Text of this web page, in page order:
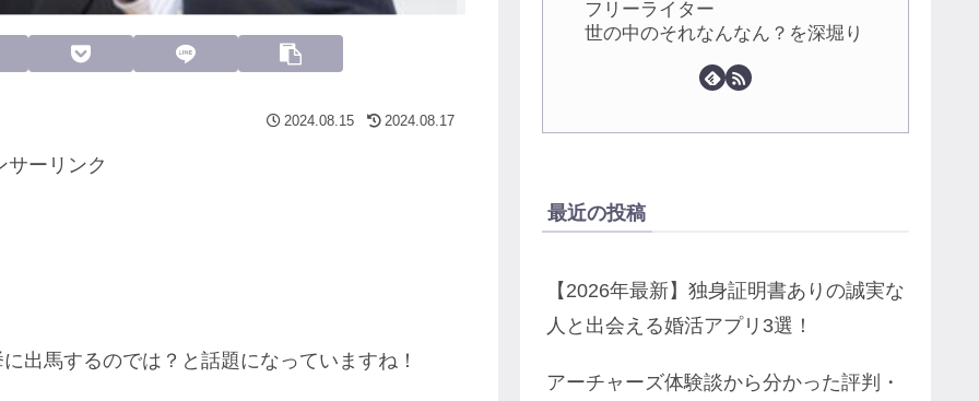
2024.08.15 2024.08.17
サーリンク
出馬するのでは？と話題になっていますね！
フリーライター
世の中のそれなんなん？を深堀り
最近の投稿
【2026年最新】独身証明書ありの誠実な
人と出会える婚活アプリ3選！
アーチャーズ体験談から分かった評判・